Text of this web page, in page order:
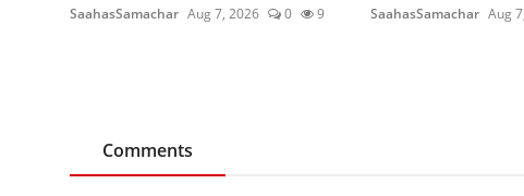
SaahasSamachar Aug 7, 2026 0 9 SaahasSamachar Aug
Comments